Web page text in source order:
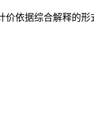
依据综合解释的